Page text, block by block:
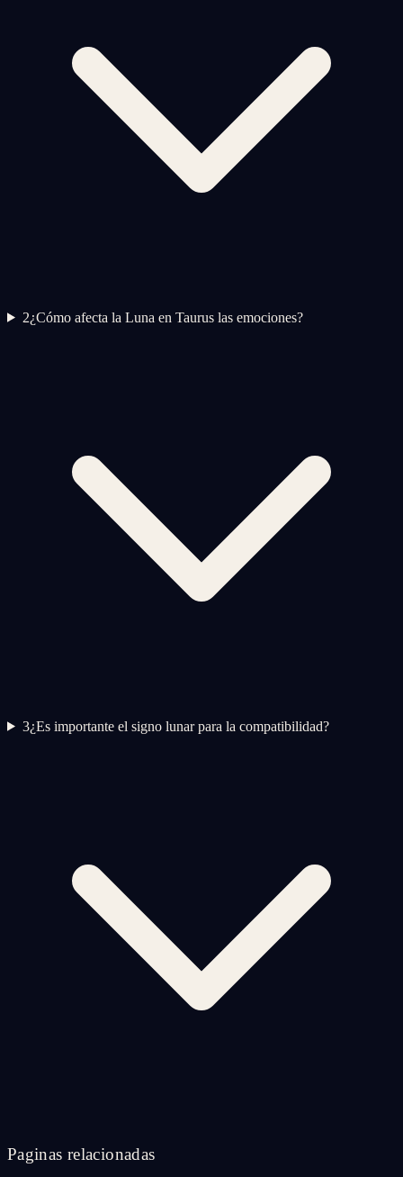
2¿Cómo afecta la Luna en Taurus las emociones?
3¿Es importante el signo lunar para la compatibilidad?
Paginas relacionadas